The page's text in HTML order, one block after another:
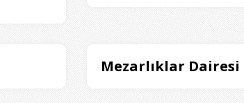
Mezarlıklar Dairesi